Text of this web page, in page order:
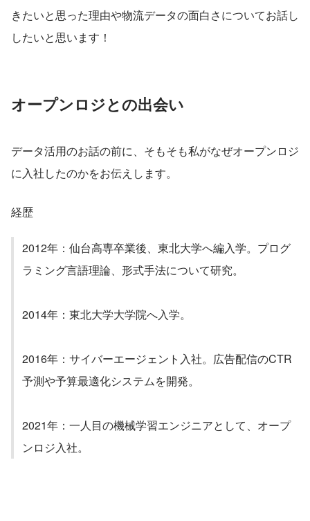
きたいと思った理由や物流データの面白さについてお話し
したいと思います！
オープンロジとの出会い
データ活用のお話の前に、そもそも私がなぜオープンロジ
に入社したのかをお伝えします。
経歴
2012年：仙台高専卒業後、東北大学へ編入学。プログ
ラミング言語理論、形式手法について研究。
2014年：東北大学大学院へ入学。
2016年：サイバーエージェント入社。広告配信のCTR
予測や予算最適化システムを開発。
2021年：一人目の機械学習エンジニアとして、オープ
ンロジ入社。